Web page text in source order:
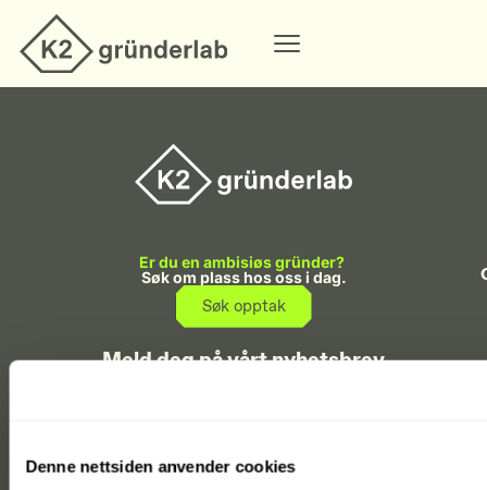
Denne nettsiden anvender cookies
Er du en ambisiøs gründer?
Søk om plass hos oss i dag.
Søk opptak
Meld deg på vårt nyhetsbrev